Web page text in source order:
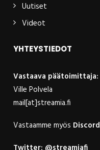
Uutiset
Videot
YHTEYSTIEDOT
Vastaava päätoimittaja:
Ville Polvela
mail[at]streamia.fi
Vastaamme myös Discord